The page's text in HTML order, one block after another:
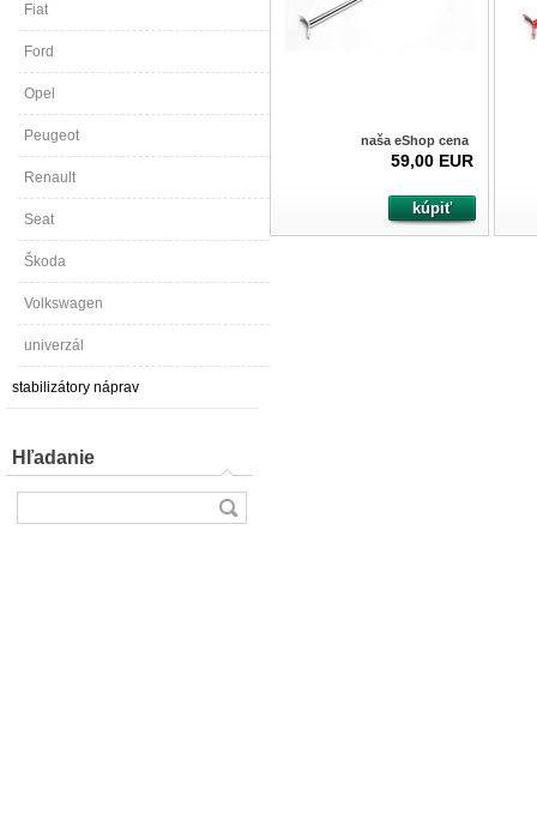
Fiat
Ford
Opel
Peugeot
Renault
Seat
Škoda
Volkswagen
univerzál
stabilizátory náprav
Hľadanie
naša eShop cena
59,00 EUR